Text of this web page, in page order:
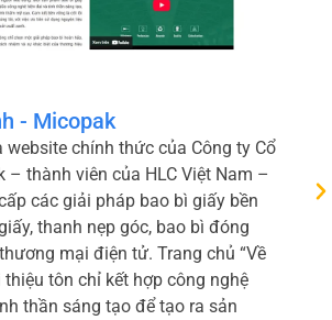
- Micopak
website chính thức của Công ty Cổ
– thành viên của HLC Việt Nam –
các giải pháp bao bì giấy bền
thanh nẹp góc, bao bì đóng
mại điện tử. Trang chủ “Về
thiệu tôn chỉ kết hợp công nghệ
thần sáng tạo để tạo ra sản